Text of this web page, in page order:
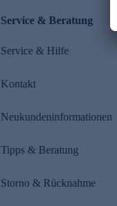
Service & Beratung
Service & Hilfe
Kontakt
Neukundeninformationen
Tipps & Beratung
Storno & Rücknahme